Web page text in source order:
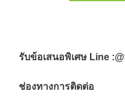
รับข้อเสนอพิเศษ Line
ช่องทางการติดต่อ